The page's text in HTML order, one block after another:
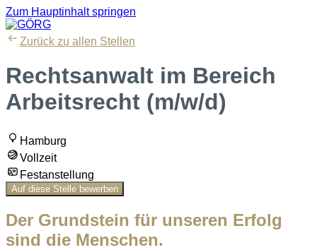
Zum Hauptinhalt springen
Zurück zu allen Stellen
Rechtsanwalt im Bereich
Arbeitsrecht (m/w/d)
Hamburg
Vollzeit
Festanstellung
Auf diese Stelle bewerben
Der Grundstein für unseren Erfolg
sind die Menschen.